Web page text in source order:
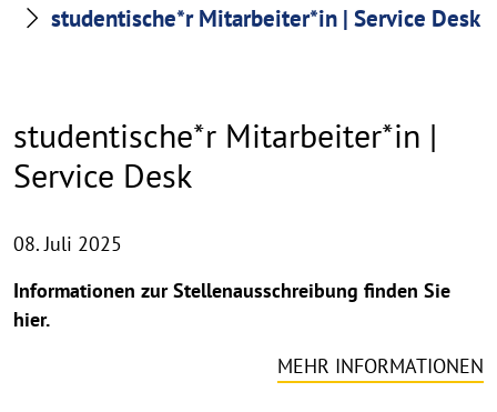
studentische*r Mitarbeiter*in | Service Desk
studentische*r Mitarbeiter*in |
Service Desk
08. Juli 2025
Informationen zur Stellenausschreibung finden Sie
hier.
MEHR INFORMATIONEN